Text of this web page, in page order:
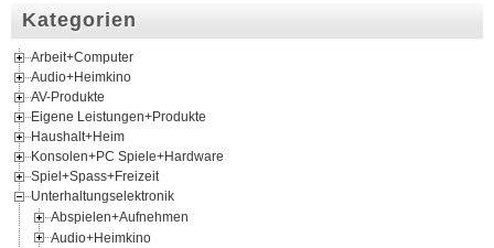
Kategorien
Arbeit+Computer
Audio+Heimkino
AV-Produkte
Eigene Leistungen+Produkte
Haushalt+Heim
Konsolen+PC Spiele+Hardware
Spiel+Spass+Freizeit
Unterhaltungselektronik
Abspielen+Aufnehmen
Audio+Heimkino